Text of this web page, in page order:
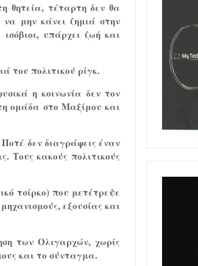
θητεία, τέταρτη δεν θα
μην κάνει ζημιά στην
υπάρχει ζωή και
του πολιτικού ρίγκ.
η κοινωνία δεν τον
ομάδα στο Μαξίμου και
δεν διαγράφεις έναν
Τους κακούς πολιτικούς
τσίρκο) που μετέτρεψε
εξουσίας και
των Ολιγαρχών, χωρίς
και το σύνταγμα.